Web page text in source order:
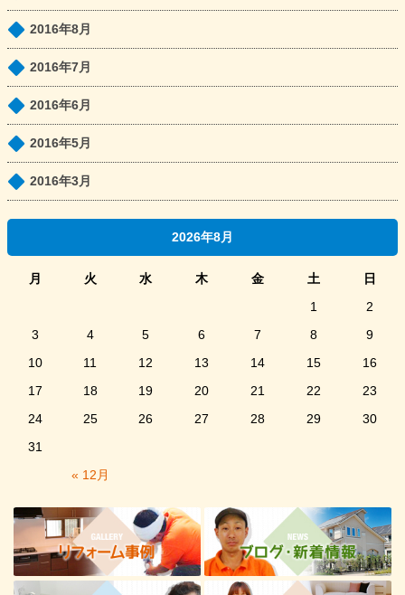
2016年8月
2016年7月
2016年6月
2016年5月
2016年3月
2026年8月
月 火 水 木 金 土 日
« 12月
1
2
3
4 5 6 7 8
9
10
11 12 13 14 15
16
17
18 19 20 21 22
23
24
25 26 27 28 29
30
31